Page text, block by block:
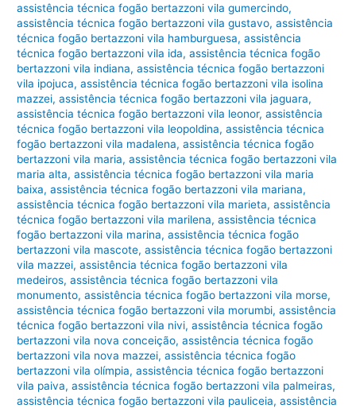
assistência técnica fogão bertazzoni vila gumercindo,
assistência técnica fogão bertazzoni vila gustavo,assistência
técnica fogão bertazzoni vila hamburguesa,assistência
técnica fogão bertazzoni vila ida,assistência técnica fogão
bertazzoni vila indiana,assistência técnica fogão bertazzoni
vila ipojuca,assistência técnica fogão bertazzoni vila isolina
mazzei,assistência técnica fogão bertazzoni vila jaguara,
assistência técnica fogão bertazzoni vila leonor,assistência
técnica fogão bertazzoni vila leopoldina,assistência técnica
fogão bertazzoni vila madalena,assistência técnica fogão
bertazzoni vila maria,assistência técnica fogão bertazzoni vila
maria alta,assistência técnica fogão bertazzoni vila maria
baixa,assistência técnica fogão bertazzoni vila mariana,
assistência técnica fogão bertazzoni vila marieta,assistência
técnica fogão bertazzoni vila marilena,assistência técnica
fogão bertazzoni vila marina,assistência técnica fogão
bertazzoni vila mascote,assistência técnica fogão bertazzoni
vila mazzei,assistência técnica fogão bertazzoni vila
medeiros,assistência técnica fogão bertazzoni vila
monumento,assistência técnica fogão bertazzoni vila morse,
assistência técnica fogão bertazzoni vila morumbi,assistência
técnica fogão bertazzoni vila nivi,assistência técnica fogão
bertazzoni vila nova conceição,assistência técnica fogão
bertazzoni vila nova mazzei,assistência técnica fogão
bertazzoni vila olímpia,assistência técnica fogão bertazzoni
vila paiva,assistência técnica fogão bertazzoni vila palmeiras,
assistência técnica fogão bertazzoni vila pauliceia,assistência